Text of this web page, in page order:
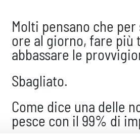
Molti pensano che
ore al giorno, fare più
abbassare le
Sbagliato.
Come dice una delle
pesce con il 99% di